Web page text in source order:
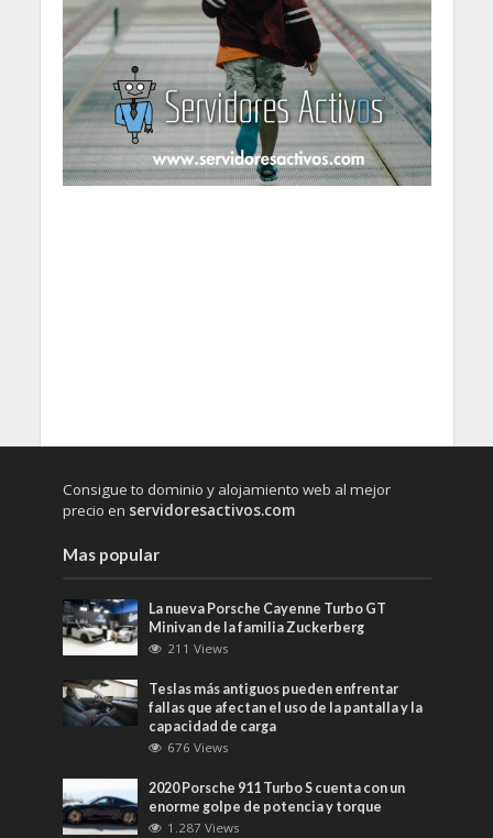
Consigue to dominio y alojamiento web al mejor
precio en servidoresactivos.com
Mas popular
La nueva Porsche Cayenne Turbo GT
Minivan de la familia Zuckerberg
211 Views
Teslas más antiguos pueden enfrentar
fallas que afectan el uso de la pantalla y la
capacidad de carga
676 Views
2020 Porsche 911 Turbo S cuenta con un
enorme golpe de potencia y torque
1.287 Views